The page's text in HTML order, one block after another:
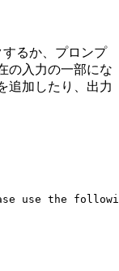
するか、プロンプ
の入力の一部にな
追加したり、出力
use the